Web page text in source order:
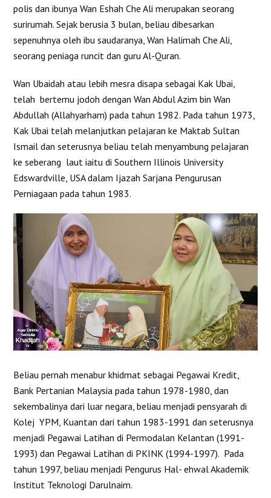
polis dan ibunya Wan Eshah Che Ali merupakan seorang
surirumah. Sejak berusia 3 bulan, beliau dibesarkan
sepenuhnya oleh ibu saudaranya, Wan Halimah Che Ali,
seorang peniaga runcit dan guru Al-Quran.
Wan Ubaidah atau lebih mesra disapa sebagai Kak Ubai,
telah bertemu jodoh dengan Wan Abdul Azim bin Wan
Abdullah (Allahyarham) pada tahun 1982. Pada tahun 1973,
Kak Ubai telah melanjutkan pelajaran ke Maktab Sultan
Ismail dan seterusnya beliau telah menyambung pelajaran
ke seberang laut iaitu di Southern Illinois University
Edswardville, USA dalam Ijazah Sarjana Pengurusan
Perniagaan pada tahun 1983.
Beliau pernah menabur khidmat sebagai Pegawai Kredit,
Bank Pertanian Malaysia pada tahun 1978-1980, dan
sekembalinya dari luar negara, beliau menjadi pensyarah di
Kolej YPM, Kuantan dari tahun 1983-1991 dan seterusnya
menjadi Pegawai Latihan di Permodalan Kelantan (1991-
1993) dan Pegawai Latihan di PKINK (1994-1997). Pada
tahun 1997, beliau menjadi Pengurus Hal- ehwal Akademik
Institut Teknologi Darulnaim.